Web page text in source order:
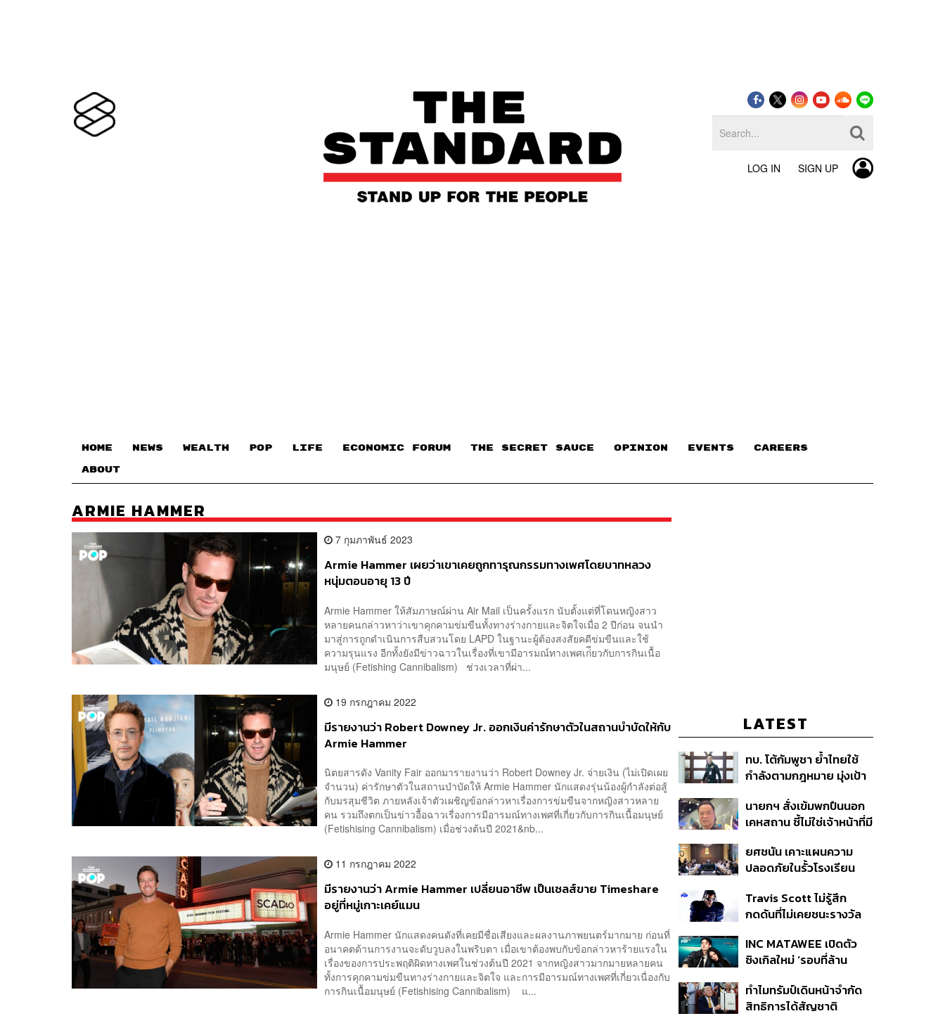
LOG IN SIGN UP
HOME NEWS WEALTH POP LIFE ECONOMIC FORUM THE SECRET SAUCE​ OPINION EVENTS CAREERS
ABOUT
ARMIE HAMMER
7 กุมภาพันธ์ 2023
Armie Hammer เผยว่าเขาเคยถูกทารุณกรรมทางเพศโดยบาทหลวง
หนุ่มตอนอายุ 13 ปี
Armie Hammer ให้สัมภาษณ์ผ่าน Air Mail เป็นครั้งแรก นับตั้งแต่ที่โดนหญิงสาว
หลายคนกล่าวหาว่าเขาคุกคามข่มขืนทั้งทางร่างกายและจิตใจเมื่อ 2 ปีก่อน จนนำ
มาสู่การถูกดำเนินการสืบสวนโดย LAPD ในฐานะผู้ต้องสงสัยคดีข่มขืนและใช้
ความรุนแรง อีกทั้งยังมีข่าวฉาวในเรื่องที่เขามีอารมณ์ทางเพศเก่ียวกับการกินเนื้อ
มนุษย์ (Fetishing Cannibalism) ช่วงเวลาที่ผ่า...
19 กรกฎาคม 2022
มีรายงานว่า Robert Downey Jr. ออกเงินค่ารักษาตัวในสถานบำบัดให้กับ
Armie Hammer
นิตยสารดัง Vanity Fair ออกมารายงานว่า Robert Downey Jr. จ่ายเงิน (ไม่เปิดเผย
จำนวน) ค่ารักษาตัวในสถานบำบัดให้ Armie Hammer นักแสดงรุ่นน้องผู้กำลังต่อสู้
กับมรสุมชีวิต ภายหลังเจ้าตัวเผชิญข้อกล่าวหาเรื่องการข่มขืนจากหญิงสาวหลาย
คน รวมถึงตกเป็นข่าวอื้อฉาวเรื่องการมีอารมณ์ทางเพศที่เกี่ยวกับการกินเนื้อมนุษย์
(Fetishising Cannibalism) เมื่อช่วงต้นปี 2021&nb...
11 กรกฎาคม 2022
มีรายงานว่า Armie Hammer เปลี่ยนอาชีพ เป็นเซลส์ขาย Timeshare
อยู่ที่หมู่เกาะเคย์แมน
Armie Hammer นักแสดงคนดังที่เคยมีชื่อเสียงและผลงานภาพยนตร์มากมาย ก่อนที่
อนาคตด้านการงานจะดับวูบลงในพริบตา เมื่อเขาต้องพบกับข้อกล่าวหาร้ายแรงใน
เรื่องของการประพฤติผิดทางเพศในช่วงต้นปี 2021 จากหญิงสาวมากมายหลายคน
ทั้งการคุกคามข่มขืนทางร่างกายและจิตใจ และการมีอารมณ์ทางเพศที่เกี่ยวเนื่องกับ
การกินเนื้อมนุษย์ (Fetishising Cannibalism) แ...
LATEST
ทบ. โต้กัมพูชา ย้ำไทยใช้
กำลังตามกฎหมาย มุ่งเป้า
หายไทยไม่อาจลบด้วย
ข้อมูลบิดเบือน
นายกฯ สั่งเข้มพกปืนนอก
เคหสถาน ชี้ไม่ใช่เจ้าหน้าที่มี
ก่อเหตุ เจ้าของร่วมรับผิด
ยศชนัน เคาะแผนความ
ปลอดภัยในรั้วโรงเรียน
ดูแล-คุมเข้มคัดกรองสิ่ง
ผิดกฎหมาย
Travis Scott ไม่รู้สึก
กดดันที่ไม่เคยชนะรางวัล
แล้ว 10 ครั้ง
INC MATAWEE เปิดตัว
ซิงเกิลใหม่ ‘รอบที่ล้าน
มาแสดงในมิวสิกวิดีโอ
ทำไมทรัมป์เดินหน้าจำกัด
สิทธิการได้สัญชาติ